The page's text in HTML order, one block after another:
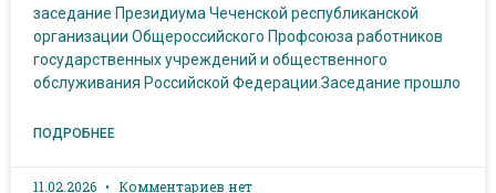
заседание Президиума Чеченской республиканской
организации Общероссийского Профсоюза работников
государственных учреждений и общественного
обслуживания Российской Федерации.Заседание прошло
ПОДРОБНЕЕ
11.02.2026 Комментариев нет